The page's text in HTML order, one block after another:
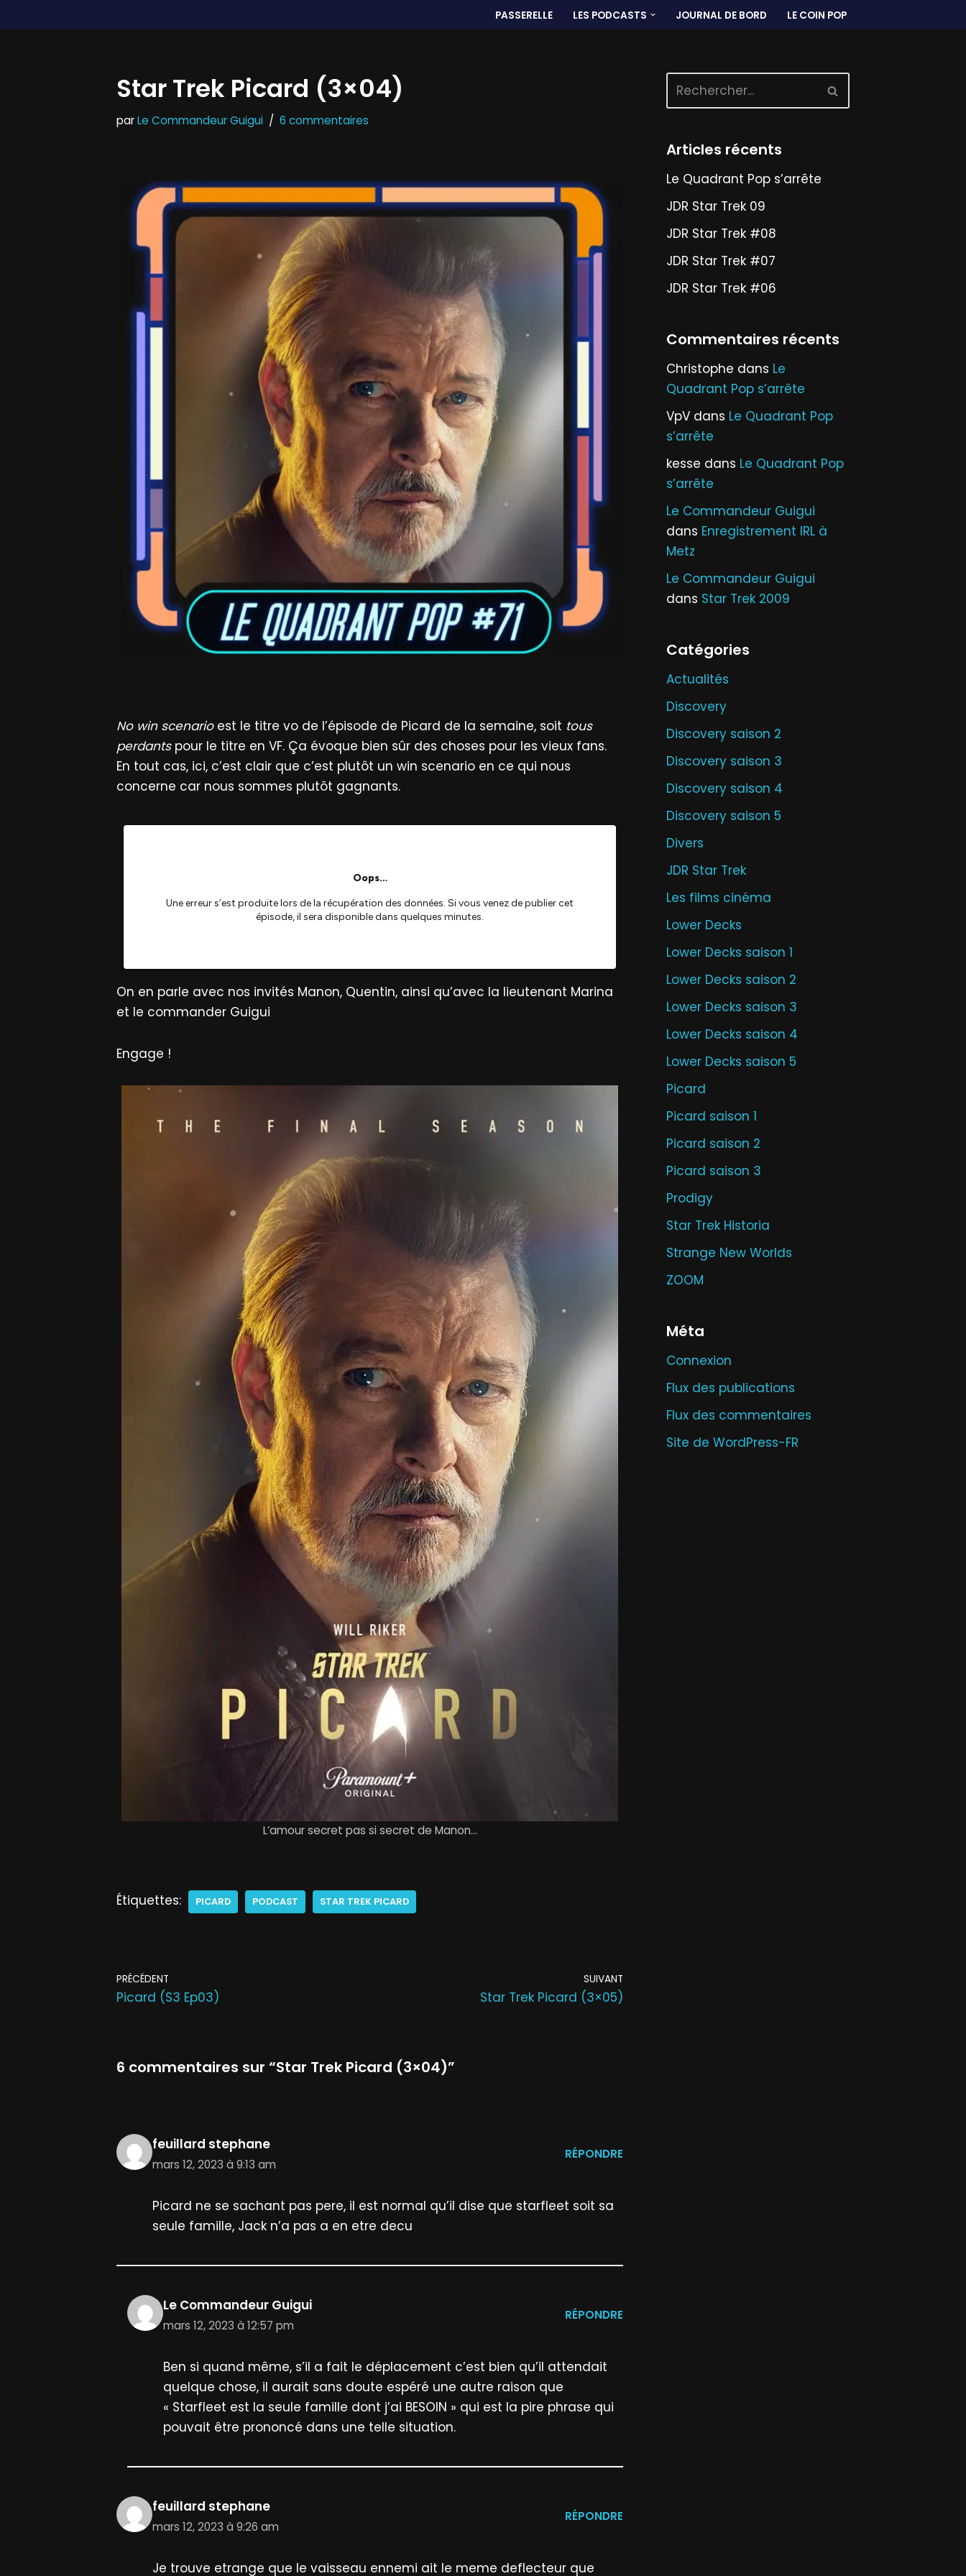
PASSERELLE LES PODCASTS JOURNAL DE BORD LE COIN POP
Star Trek Picard (3×04)
parLe Commandeur Guigui 6 commentaires
No win scenario est le titre vo de l’épisode de Picard de la semaine, soit tous
perdantspour le titre en VF. Ça évoque bien sûr des choses pour les vieux fans.
En tout cas, ici, c’est clair que c’est plutôt un win scenario en ce qui nous
concerne car nous sommes plutôt gagnants.
On en parle avec nos invités Manon, Quentin, ainsi qu’avec la lieutenant Marina
et le commander Guigui
Engage !
L’amour secret pas si secret de Manon…
Étiquettes: PICARD PODCAST STAR TREK PICARD
PRÉCÉDENT
Picard (S3 Ep03)
SUIVANT
Star Trek Picard (3×05)
6 commentaires sur “Star Trek Picard (3×04)”
feuillard stephane
mars 12, 2023 à 9:13 am
RÉPONDRE
Picard ne se sachant pas pere, il est normal qu’il dise que starfleet soit sa
seule famille, Jack n’a pas a en etre decu
Le Commandeur Guigui
mars 12, 2023 à 12:57 pm
RÉPONDRE
Ben si quand même, s’il a fait le déplacement c’est bien qu’il attendait
quelque chose, il aurait sans doute espéré une autre raison que
« Starfleet est la seule famille dont j’ai BESOIN » qui est la pire phrase qui
pouvait être prononcé dans une telle situation.
feuillard stephane
mars 12, 2023 à 9:26 am
RÉPONDRE
Je trouve etrange que le vaisseau ennemi ait le meme deflecteur que
Articles récents
Le Quadrant Pop s’arrête
JDR Star Trek 09
JDR Star Trek #08
JDR Star Trek #07
JDR Star Trek #06
Commentaires récents
Christophe dans Le
Quadrant Pop s’arrête
VpV dans Le Quadrant Pop
s’arrête
kesse dans Le Quadrant Pop
s’arrête
Le Commandeur Guigui
dans Enregistrement IRL à
Metz
Le Commandeur Guigui
dans Star Trek 2009
Catégories
Actualités
Discovery
Discovery saison 2
Discovery saison 3
Discovery saison 4
Discovery saison 5
Divers
JDR Star Trek
Les films cinéma
Lower Decks
Lower Decks saison 1
Lower Decks saison 2
Lower Decks saison 3
Lower Decks saison 4
Lower Decks saison 5
Picard
Picard saison 1
Picard saison 2
Picard saison 3
Prodigy
Star Trek Historia
Strange New Worlds
ZOOM
Méta
Connexion
Flux des publications
Flux des commentaires
Site de WordPress-FR